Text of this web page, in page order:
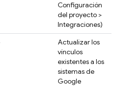
Configuración
del proyecto >
Integraciones)
Actualizar los
vínculos
existentes a los
sistemas de
Google